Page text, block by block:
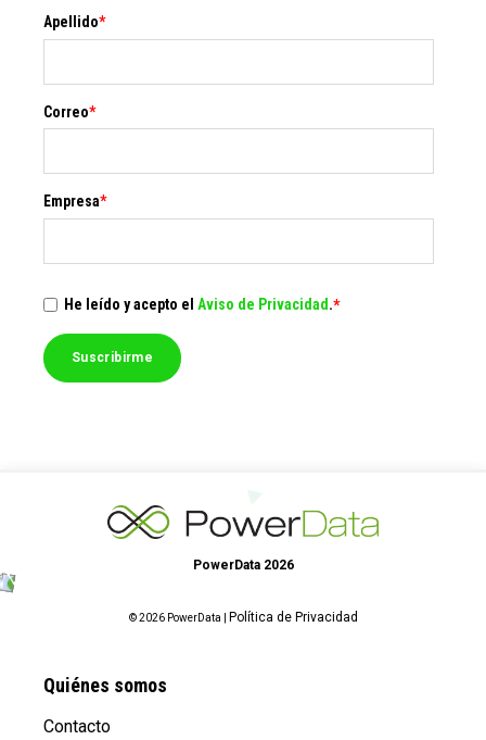
Apellido*
Correo*
Empresa*
He leído y acepto el Aviso de Privacidad .*
PowerData 2026
© 2026 PowerData | Política de Privacidad
Quiénes somos
Contacto